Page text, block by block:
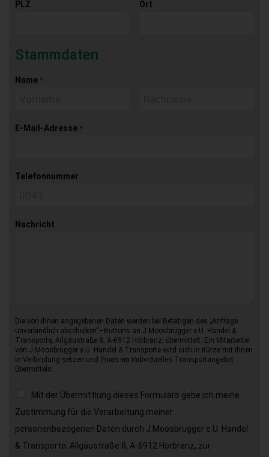
PLZ Ort
Stammdaten
Name *
E-Mail-Adresse *
Telefonnummer
Nachricht
Die von Ihnen angegebenen Daten werden bei Betätigen des „Anfrage
unverbindlich abschicken“–Buttons an J.Moosbrugger e.U. Handel &
Transporte, Allgäustraße 8, A-6912 Hörbranz, übermittelt. Ein Mitarbeiter
von J.Moosbrugger e.U. Handel & Transporte wird sich in Kürze mit Ihnen
in Verbindung setzen und Ihnen ein individuelles Transportangebot
übermitteln.
Mit der Übermittlung dieses Formulars gebe ich meine
Zustimmung für die Verarbeitung meiner
personenbezogenen Daten durch J.Moosbrugger e.U. Handel
& Transporte, Allgäustraße 8, A-6912 Hörbranz, zur